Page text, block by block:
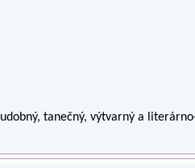
tanečný, výtvarný a